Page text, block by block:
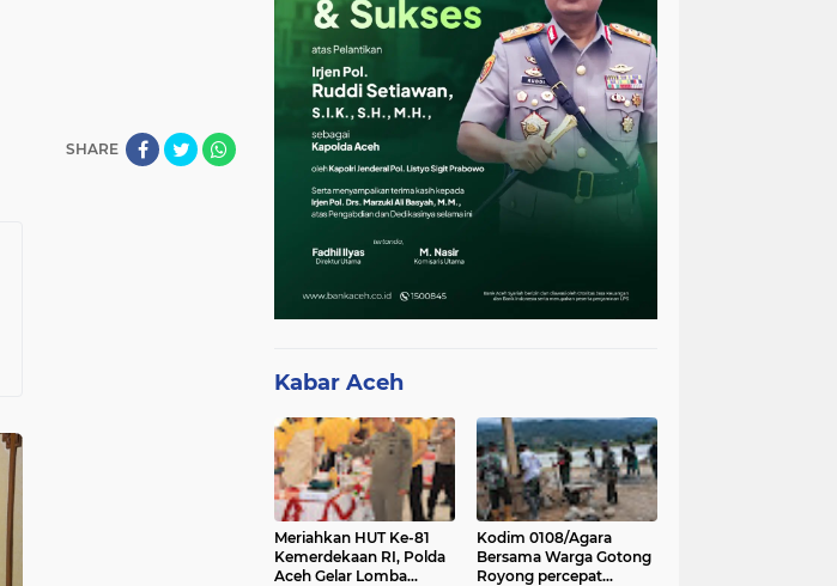
SHARE
Kabar Aceh
Meriahkan HUT Ke-81
Kemerdekaan RI, Polda
Aceh Gelar Lomba
Kodim 0108/Agara
Bersama Warga Gotong
Royong percepat